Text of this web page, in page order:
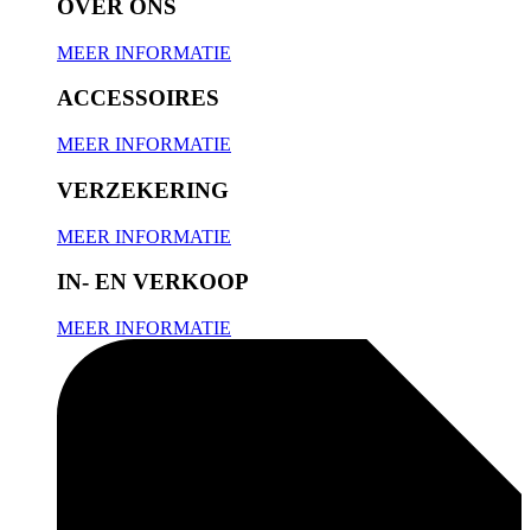
OVER ONS
MEER INFORMATIE
ACCESSOIRES
MEER INFORMATIE
VERZEKERING
MEER INFORMATIE
IN- EN VERKOOP
MEER INFORMATIE